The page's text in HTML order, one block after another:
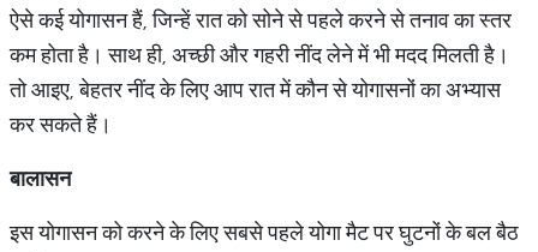
ऐसे कई योगासन हैं, जिन्हें रात को सोने से पहले करने से तनाव का स्तर
कम होता है। साथ ही, अच्छी और गहरी नींद लेने में भी मदद मिलती है।
तो आइए, बेहतर नींद के लिए आप रात में कौन से योगासनों का अभ्यास
कर सकते हैं।
बालासन
इस योगासन को करने के लिए सबसे पहले योगा मैट पर घुटनों के बल बैठ